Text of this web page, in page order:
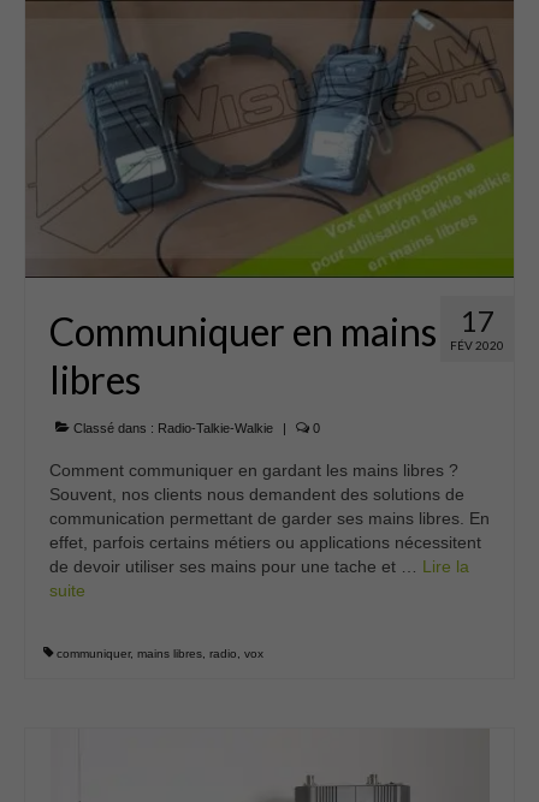
17
FÉV 2020
Communiquer en mains
libres
Classé dans : Radio-Talkie-Walkie | 0
Comment communiquer en gardant les mains libres ?
Souvent, nos clients nous demandent des solutions de
communication permettant de garder ses mains libres. En
effet, parfois certains métiers ou applications nécessitent
de devoir utiliser ses mains pour une tache et … Lire la
suite­­
communiquer, mains libres radio vox